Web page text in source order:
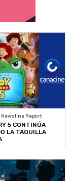
Newsline Report
5 CONTINÚA
LA TAQUILLA